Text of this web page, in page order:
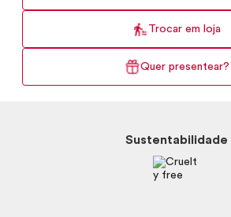
Trocar em loja
Quer presentear?
Sustentabilidade